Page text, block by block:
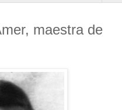
maestra de